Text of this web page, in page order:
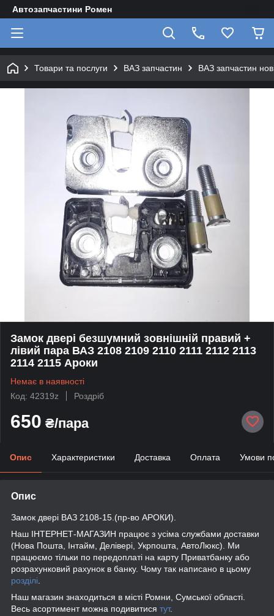
Автозапчастини Ромен
Товари та послуги ВАЗ запчастин ВАЗ запчастин
Замок двері безшумний зовнішній правий +
лівий пара ВАЗ 2108 2109 2110 2111 2112 2113
2114 2115 Ароки
Немає в наявності
Код: 42319z
Роздріб
650 ₴/пара
Опис Характеристики Доставка Оплата Умови
Опис
Замок двері ВАЗ 2108-15.(пр-во АРОКИ).
Наш ІНТЕРНЕТ-МАГАЗИН працює з усіма службами доставки
(Нова Пошта, Інтайм, Делівері, Укрпошта, АвтоЛюкс). Ми
працюємо тільки по передоплаті на карту Приватбанку або
розрахунковий рахунок в банку. Чому так написано в цьому
розділі
Наш магазин знаходиться в місті Ромни, Сумської області.
Весь асортимент можна подивитися тут.